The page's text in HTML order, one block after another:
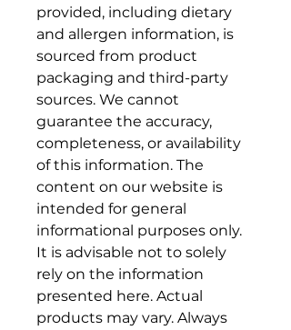
provided, including dietary
and allergen information, is
sourced from product
packaging and third-party
sources. We cannot
guarantee the accuracy,
completeness, or availability
of this information. The
content on our website is
intended for general
informational purposes only.
It is advisable not to solely
rely on the information
presented here. Actual
products may vary. Always